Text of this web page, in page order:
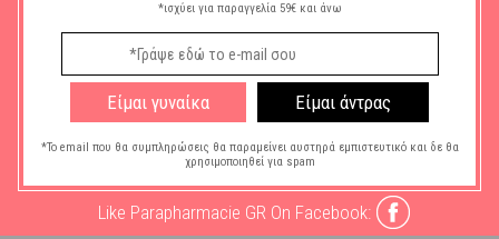
Clearblue Ψηφιακό Τεστ
Διαθέσιμο
32,02
ΣΤΟ ΚΑΛΑΘΙ
*ισχύει για παραγγελία 59€ και άνω
Είμαι γυναίκα Είμαι άντρας
*Το email που θα συμπληρώσεις θα παραμείνει αυστηρά εμπιστευτικό και δε θα
χρησιμοποιηθεί για spam
Like Parapharmacie GR On Facebook: